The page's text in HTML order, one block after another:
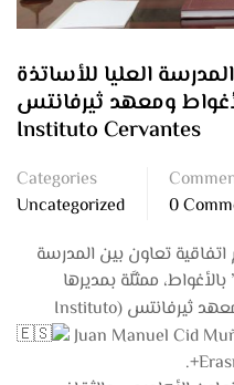
العليا للأساتذة
ومعهد ثيرفانتس
Instituto Cervantes
Categories
Uncategorized
0
14 ديسمبر 2025 إبرام اتفاقية تعاون بين المدرسة
ممثَّلة بمديرها
، ومعهد ثيرفانتس (Instituto